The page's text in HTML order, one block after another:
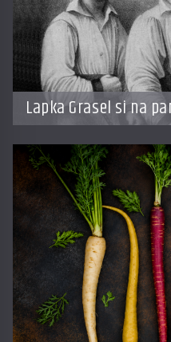
Lapka Grasel si na